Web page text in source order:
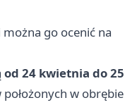
go ocenić na
od 24 kwietnia do 25
w obrębie